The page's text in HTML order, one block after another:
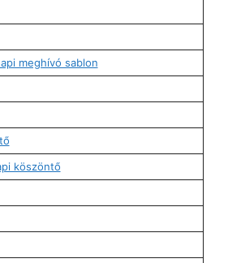
meghívó sablon
köszöntő